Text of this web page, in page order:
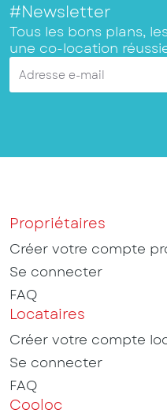
#Newsletter
Tous les bons plans,
une co-location
Adresse e-mail
Propriétaires
Créer votre compte
Se connecter
FAQ
Locataires
Créer votre compte
Se connecter
FAQ
Cooloc